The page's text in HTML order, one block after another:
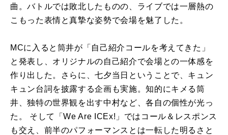
曲。バトルでは敗北したものの、ライブでは一層熱の
こもった表情と真摯な姿勢で会場を魅了した。
MCに入ると筒井が「自己紹介コールを考えてきた」
と発表し、オリジナルの自己紹介で会場との一体感を
作り出した。さらに、七夕当日ということで、キュン
キュン台詞を披露する企画も実施。知的にキメる筒
井、独特の世界観を出す中村など、各自の個性が光っ
た。 そして「We Are ICEx!」ではコール＆レスポンス
も交え、前半のパフォーマンスとは一転した明るさと